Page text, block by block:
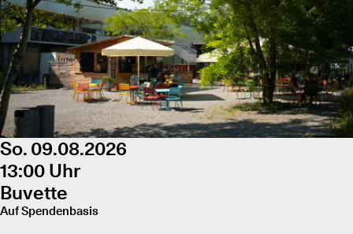
So. 09.08.2026
13:00 Uhr
Buvette
Auf Spendenbasis